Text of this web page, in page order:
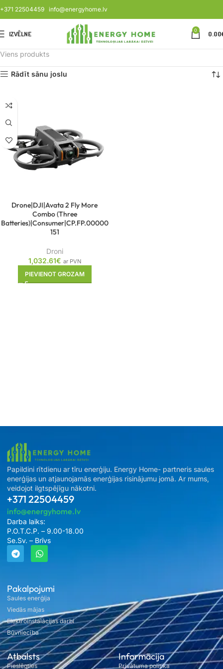
+371 22504459 info@energyhome.lv
IZVĒLNE 0 0.00
Viens produkts
Rādīt sānu joslu
Drone|DJI|Avata 2 Fly More
Combo (Three
Batteries)|Consumer|CP.FP.00000
151
Droni
1,032.61€ ar PVN
PIEVIENOT GROZAM
Pakalpojumi
Saules enerģija
Viedās mājas
Elektroinstalācijas darbi
Būvniecība
Atbalsts
Pieslēgties
Informācija
Privātuma politika
Papildini rītdienu ar tīru enerģiju. Energy Home- partneris saules
enerģijas un atjaunojamās enerģijas risinājumu jomā. Ar mums,
veidojot ilgtspējīgu nākotni.
+371 22504459
info@energyhome.lv
Darba laiks:
P.O.T.C.P. – 9.00-18.00
Se.Sv. – Brīvs